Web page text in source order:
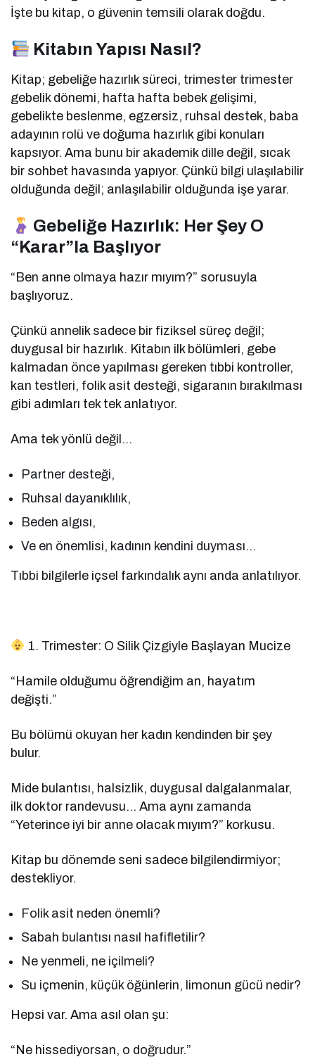
İşte bu kitap, o güvenin temsili olarak doğdu.
Kitabın Yapısı Nasıl?
Kitap; gebeliğe hazırlık süreci, trimester trimester
gebelik dönemi, hafta hafta bebek gelişimi,
gebelikte beslenme, egzersiz, ruhsal destek, baba
adayının rolü ve doğuma hazırlık gibi konuları
kapsıyor. Ama bunu bir akademik dille değil, sıcak
bir sohbet havasında yapıyor. Çünkü bilgi ulaşılabilir
olduğunda değil; anlaşılabilir olduğunda işe yarar.
Gebeliğe Hazırlık: Her Şey O
“Karar”la Başlıyor
“Ben anne olmaya hazır mıyım?” sorusuyla
başlıyoruz.
Çünkü annelik sadece bir fiziksel süreç değil;
duygusal bir hazırlık. Kitabın ilk bölümleri, gebe
kalmadan önce yapılması gereken tıbbi kontroller,
kan testleri, folik asit desteği, sigaranın bırakılması
gibi adımları tek tek anlatıyor.
Ama tek yönlü değil…
Partner desteği,
Ruhsal dayanıklılık,
Beden algısı,
Ve en önemlisi, kadının kendini duyması…
Tıbbi bilgilerle içsel farkındalık aynı anda anlatılıyor.
1. Trimester: O Silik Çizgiyle Başlayan Mucize
“Hamile olduğumu öğrendiğim an, hayatım
değişti.”
Bu bölümü okuyan her kadın kendinden bir şey
bulur.
Mide bulantısı, halsizlik, duygusal dalgalanmalar,
ilk doktor randevusu… Ama aynı zamanda
“Yeterince iyi bir anne olacak mıyım?” korkusu.
Kitap bu dönemde seni sadece bilgilendirmiyor;
destekliyor.
Folik asit neden önemli?
Sabah bulantısı nasıl hafifletilir?
Ne yenmeli, ne içilmeli?
Su içmenin, küçük öğünlerin, limonun gücü nedir?
Hepsi var. Ama asıl olan şu:
“Ne hissediyorsan, o doğrudur.”